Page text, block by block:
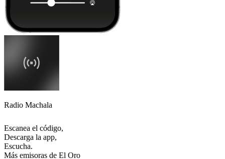
Radio Machala
Escanea el código,
Descarga la app,
Escucha.
Más emisoras de El Oro